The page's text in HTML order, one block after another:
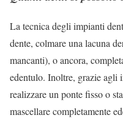
La tecnica degli impianti
dente, colmare una lacuna
mancanti), o ancora,
edentulo. Inoltre, grazie agli
realizzare un ponte fisso o
mascellare completamente